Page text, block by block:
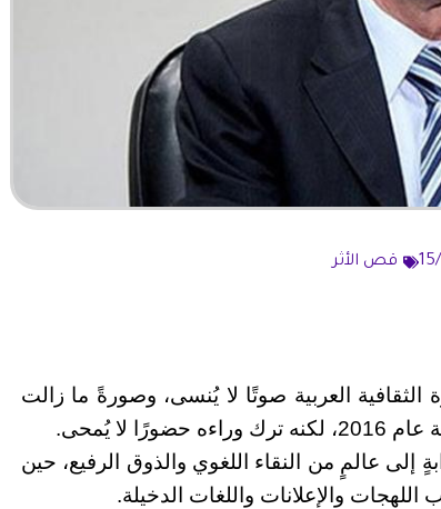
قص الأثر
الثقافية العربية صوتًا لا يُنسى، وصورةً ما زالت
لا يُمحى.
إلى عالمٍ من النقاء اللغوي والذوق الرفيع، حين
والإعلانات واللغات الدخيلة.